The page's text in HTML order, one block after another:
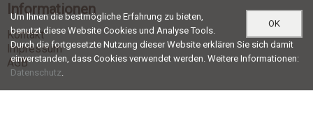
Informationen
Kontakt
Impressum
AGB
OK
Um Ihnen die bestmögliche Erfahrung zu bieten,
benutzt diese Website Cookies und Analyse Tools.
Durch die fortgesetzte Nutzung dieser Website erklären Sie sich damit
einverstanden, dass Cookies verwendet werden. Weitere Informationen:
Datenschutz.